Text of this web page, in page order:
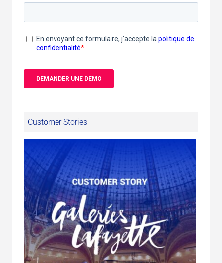
Customer Stories